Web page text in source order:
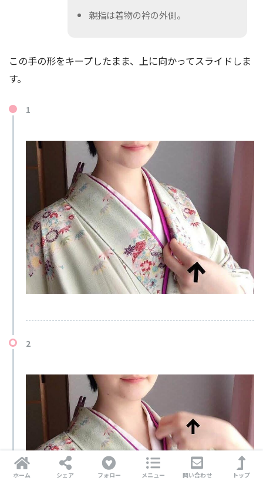
親指は着物の衿の外側。
この手の形をキープしたまま、上に向かってスライドしま
す。
1
2
ホーム シェア フォロー メニュー 問い合わせ トップ